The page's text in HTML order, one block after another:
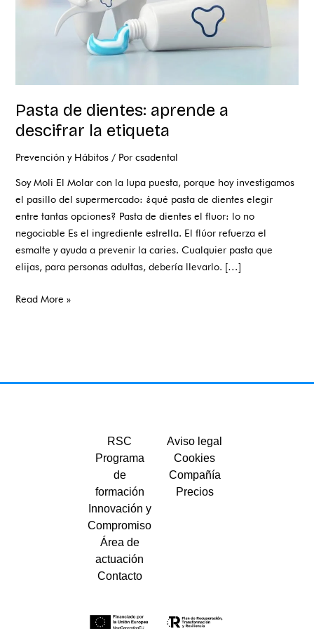
Pasta de dientes: aprende a
descifrar la etiqueta
Prevención y Hábitos / Porcsadental
Soy Moli El Molar con la lupa puesta, porque hoy investigamos
el pasillo del supermercado: ¿qué pasta de dientes elegir
entre tantas opciones? Pasta de dientes el fluor: lo no
negociable Es el ingrediente estrella. El flúor refuerza el
esmalte y ayuda a prevenir la caries. Cualquier pasta que
elijas, para personas adultas, debería llevarlo. […]
Read More »
RSC
Programa
de
formación
Innovación y
Compromiso
Área de
actuación
Contacto
Aviso legal
Cookies
Compañía
Precios